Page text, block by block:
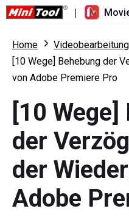
|
Startseite
Preise
Was ist neu
Übersicht
Mehrspurbearbeitung
Seitenverhältnis
Ressourcen
Benutzerhandbuch
Tricks für
Video-Tools
Bildschirm-Rekorder
Video-Konverter
Home
Videobearbeitung
[10 Wege] Behebung der
von Adobe Premiere Pro
[10
der
der
Adobe